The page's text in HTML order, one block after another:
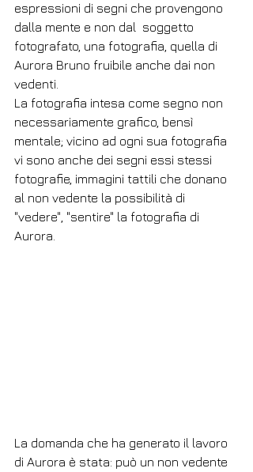
espressioni di segni che provengono
dalla mente e non dal  soggetto
fotografato, una fotografia, quella di
Aurora Bruno fruibile anche dai non
vedenti.
La fotografia intesa come segno non
necessariamente grafico, bensì
mentale; vicino ad ogni sua fotografia
vi sono anche dei segni essi stessi
fotografie, immagini tattili che donano
al non vedente la possibilità di
"vedere", "sentire" la fotografia di
Aurora.
La domanda che ha generato il lavoro
di Aurora è stata: può un non vedente